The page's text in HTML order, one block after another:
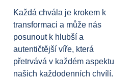
Každá chvála je krokem k
transformaci a může nás
posunout k hlubší a
autentičtější víře, která
přetrvává v každém aspektu
našich každodenních chvílí.